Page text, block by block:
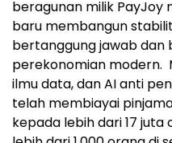
beragunan milik PayJoy
baru membangun
bertanggung jawab dan
perekonomian modern.
ilmu data, dan AI anti
telah membiayai
kepada lebih dari 17